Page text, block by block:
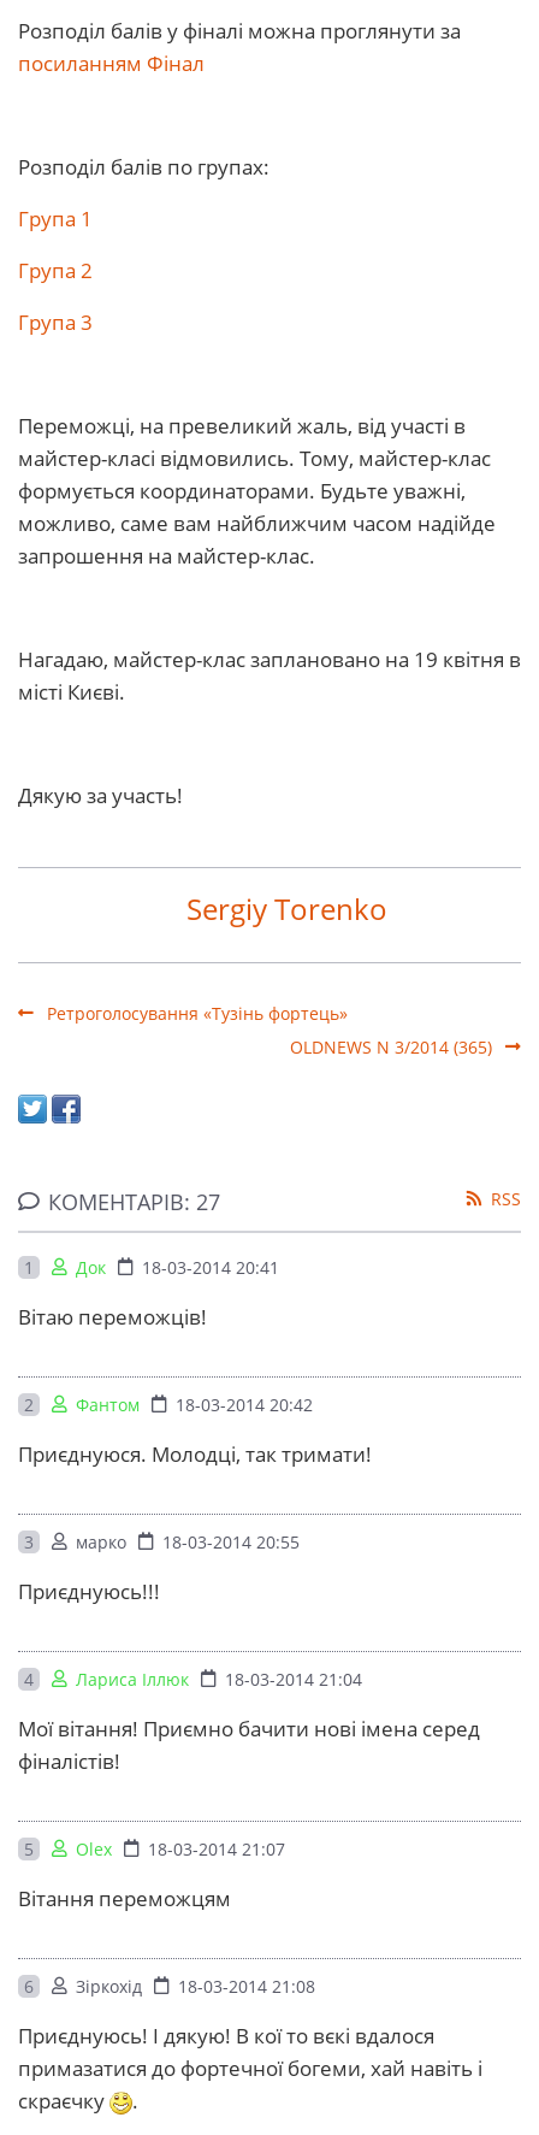
Розподіл балів у фіналі можна проглянути за
посиланням Фінал
Розподіл балів по групах:
Група 1
Група 2
Група 3
Переможці, на превеликий жаль, від участі в
майстер-класі відмовились. Тому, майстер-клас
формується координаторами. Будьте уважні,
можливо, саме вам найближчим часом надійде
запрошення на майстер-клас.
Нагадаю, майстер-клас заплановано на 19 квітня в
місті Києві.
Дякую за участь!
Sergiy Torenko
Ретроголосування «Тузінь фортець»
OLDNEWS N 3/2014 (365)
КОМЕНТАРІВ: 27 RSS
1 Док 18-03-2014 20:41
Вітаю переможців!
2 Фантом 18-03-2014 20:42
Приєднуюся. Молодці, так тримати!
3 марко 18-03-2014 20:55
Приєднуюсь!!!
4 Лариса Іллюк 18-03-2014 21:04
Мої вітання! Приємно бачити нові імена серед
фіналістів!
5 Olex 18-03-2014 21:07
Вітання переможцям
6 Зіркохід 18-03-2014 21:08
Приєднуюсь! І дякую! В кої то вєкі вдалося
примазатися до фортечної богеми, хай навіть і
скраєчку
.